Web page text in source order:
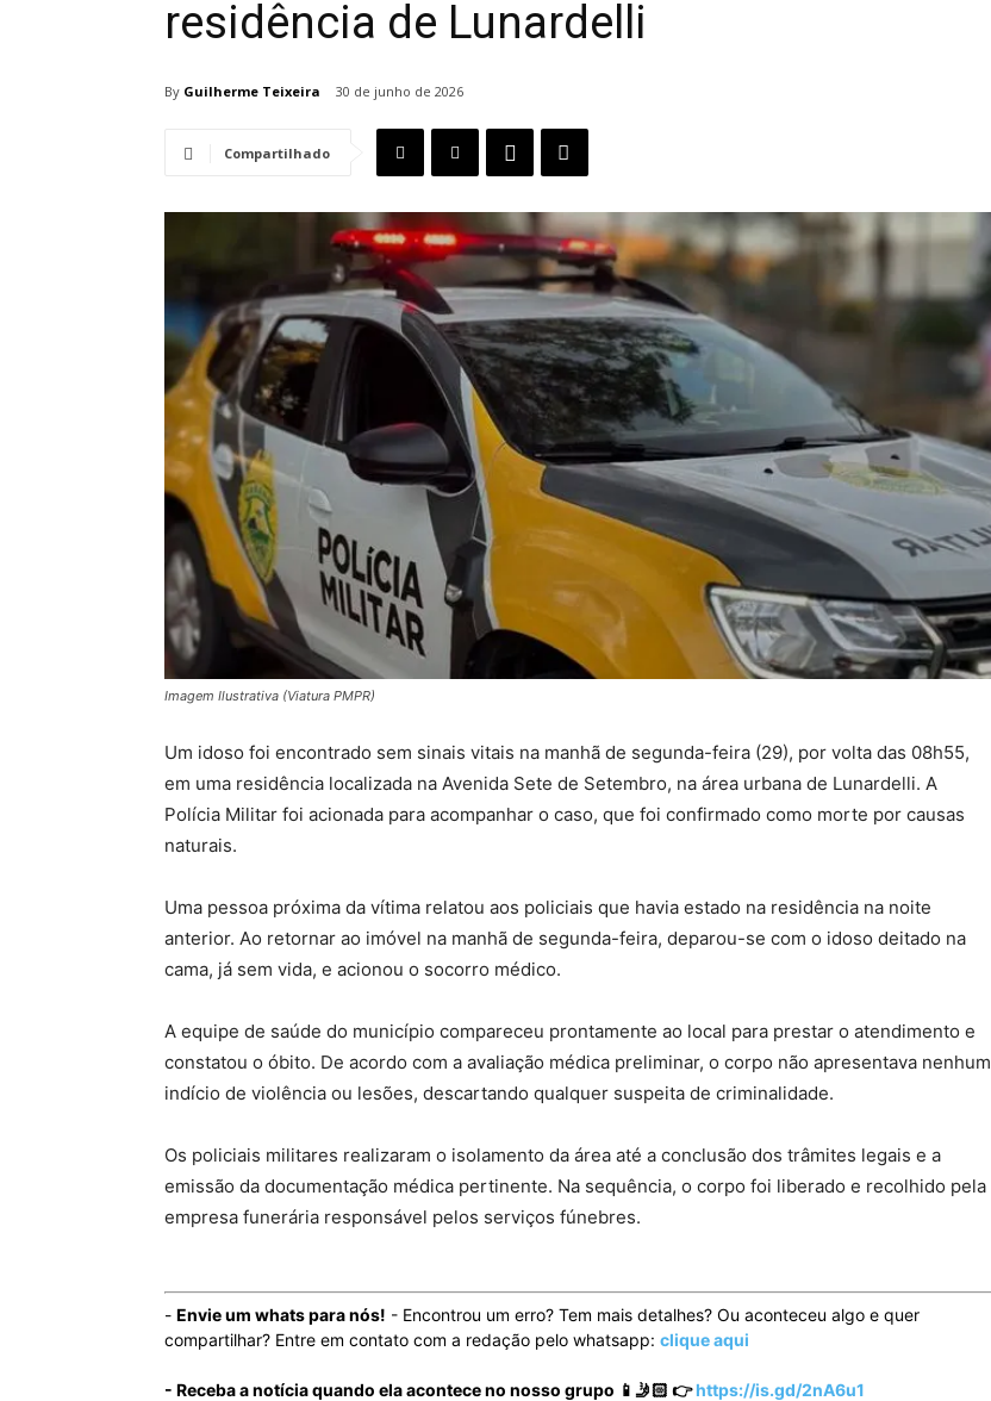
residência de Lunardelli
By Guilherme Teixeira 30 de junho de 2026
Compartilhado
Imagem Ilustrativa (Viatura PMPR)
Um idoso foi encontrado sem sinais vitais na manhã de segunda-feira (29), por volta das 08h55,
em uma residência localizada na Avenida Sete de Setembro, na área urbana de Lunardelli. A
Polícia Militar foi acionada para acompanhar o caso, que foi confirmado como morte por causas
naturais.
Uma pessoa próxima da vítima relatou aos policiais que havia estado na residência na noite
anterior. Ao retornar ao imóvel na manhã de segunda-feira, deparou-se com o idoso deitado na
cama, já sem vida, e acionou o socorro médico.
A equipe de saúde do município compareceu prontamente ao local para prestar o atendimento e
constatou o óbito. De acordo com a avaliação médica preliminar, o corpo não apresentava nenhum
indício de violência ou lesões, descartando qualquer suspeita de criminalidade.
Os policiais militares realizaram o isolamento da área até a conclusão dos trâmites legais e a
emissão da documentação médica pertinente. Na sequência, o corpo foi liberado e recolhido pela
empresa funerária responsável pelos serviços fúnebres.
- Envie um whats para nós! - Encontrou um erro? Tem mais detalhes? Ou aconteceu algo e quer
compartilhar? Entre em contato com a redação pelo whatsapp: clique aqui
- Receba a notícia quando ela acontece no nosso grupo 📱🤳🏻 👉https://is.gd/2nA6u1